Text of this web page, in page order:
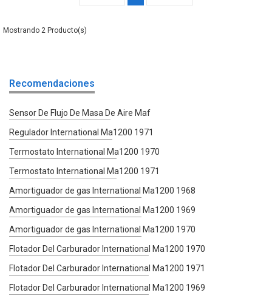
2
Recomendaciones
Sensor De Flujo De Masa De Aire Maf
Regulador International Ma1200 1971
Termostato International Ma1200 1970
Termostato International Ma1200 1971
Amortiguador de gas International Ma1200 1968
Amortiguador de gas International Ma1200 1969
Amortiguador de gas International Ma1200 1970
Flotador Del Carburador International Ma1200 1970
Flotador Del Carburador International Ma1200 1971
Flotador Del Carburador International Ma1200 1969